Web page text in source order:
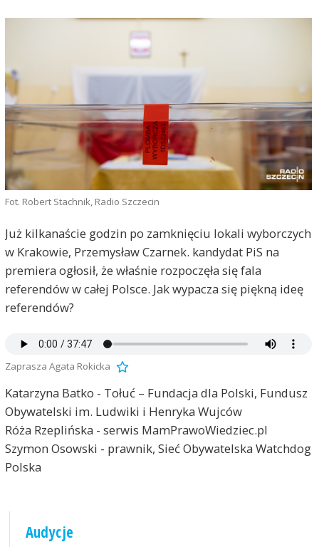
Fot. Robert Stachnik, Radio Szczecin
Już kilkanaście godzin po zamknięciu lokali wyborczych
w Krakowie, Przemysław Czarnek. kandydat PiS na
premiera ogłosił, że właśnie rozpoczęła się fala
referendów w całej Polsce. Jak wypacza się piękną ideę
referendów?
Zaprasza Agata Rokicka
Katarzyna Batko - Tołuć – Fundacja dla Polski, Fundusz
Obywatelski im. Ludwiki i Henryka Wujców
Róża Rzeplińska - serwis MamPrawoWiedziec.pl
Szymon Osowski - prawnik, Sieć Obywatelska Watchdog
Polska
Audycje